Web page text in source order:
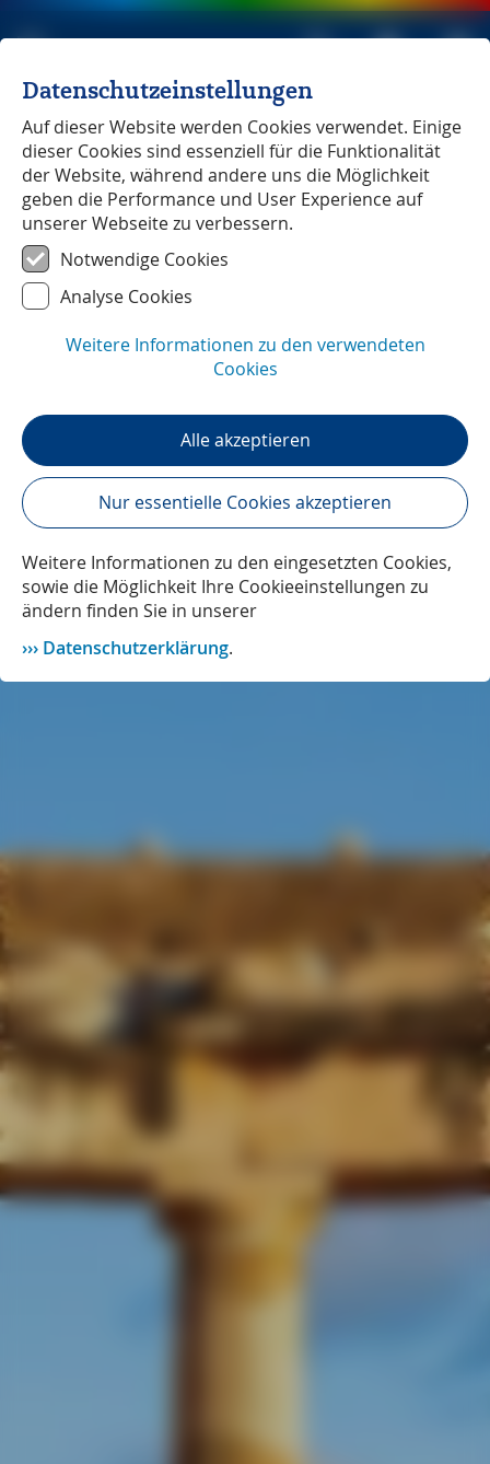
Michael Müller Verlag unabhängig seit 1979
Nord- und Mittelgriechenland
Datenschutzeinstellungen
Auf dieser Website werden Cookies verwendet. Einige
dieser Cookies sind essenziell für die Funktionalität
der Website, während andere uns die Möglichkeit
geben die Performance und User Experience auf
unserer Webseite zu verbessern.
Notwendige Cookies
Analyse Cookies
Weitere Informationen zu den verwendeten
Cookies
Alle akzeptieren
Nur essentielle Cookies akzeptieren
Weitere Informationen zu den eingesetzten Cookies,
sowie die Möglichkeit Ihre Cookieeinstellungen zu
ändern finden Sie in unserer
Datenschutzerklärung.